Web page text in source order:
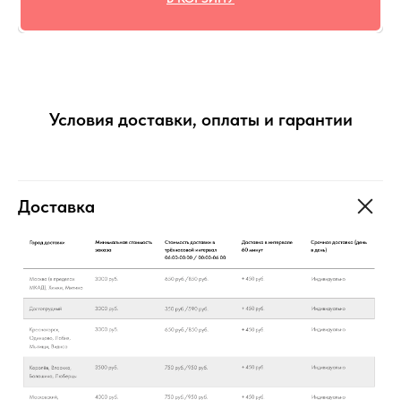
Условия доставки, оплаты и гарантии
Доставка